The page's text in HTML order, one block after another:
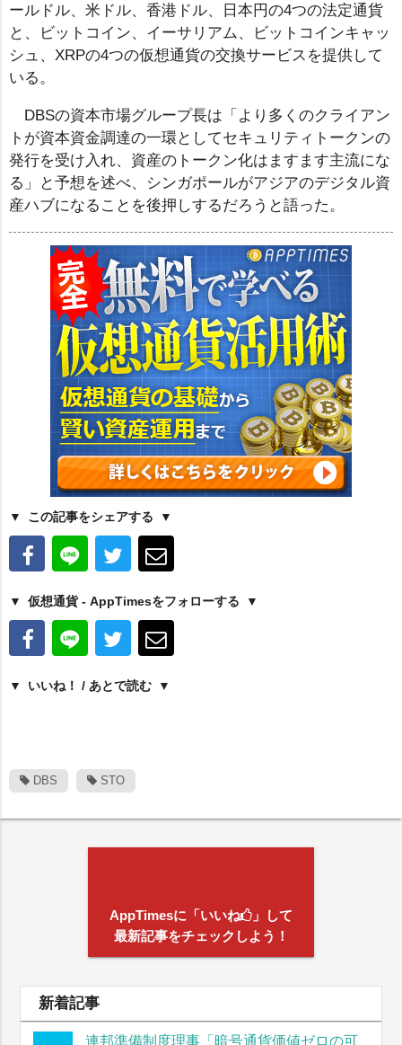
ールドル、米ドル、香港ドル、日本円の4つの法定通貨
と、ビットコイン、イーサリアム、ビットコインキャッ
シュ、XRPの4つの仮想通貨の交換サービスを提供して
いる。
DBSの資本市場グループ長は「より多くのクライアン
トが資本資金調達の一環としてセキュリティトークンの
発行を受け入れ、資産のトークン化はますます主流にな
る」と予想を述べ、シンガポールがアジアのデジタル資
産ハブになることを後押しするだろうと語った。
この記事をシェアする
仮想通貨 - AppTimesをフォローする
いいね！ / あとで読む
DBS STO
AppTimesに「いいね
」して
最新記事をチェックしよう！
新着記事
連邦準備制度理事「暗号通貨価値ゼロの可